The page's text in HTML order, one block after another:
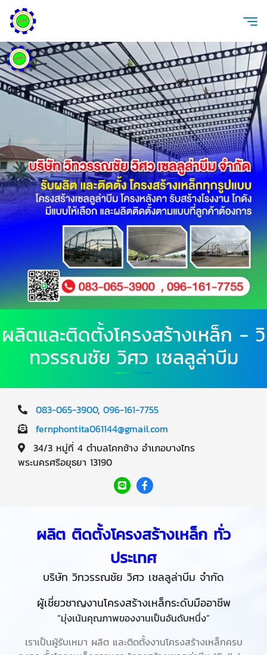
ผลิตและติดตั้งโครงสร้างเหล็ก - วิ
ทวรรณชัย วิศว เซลลูล่าบีม
083-065-3900, 096-161-7755
fernphontita061144@gmail.com
34/3 หมู่ที่ 4 ตำบลโคกช้าง อำเภอบางไทร
พระนครศรีอยุธยา 13190
ผลิต ติดตั้งโครงสร้างเหล็ก ทั่ว
ประเทศ
บริษัท วิทวรรณชัย วิศว เซลลูล่าบีม จำกัด
ผู้เชี่ยวชาญงานโครงสร้างเหล็กระดับมืออาชีพ
“มุ่งเน้นคุณภาพของงานเป็นอันดับหนึ่ง”
เราเป็นผู้รับเหมา ผลิต และติดตั้งงานโครงสร้างเหล็กครบ